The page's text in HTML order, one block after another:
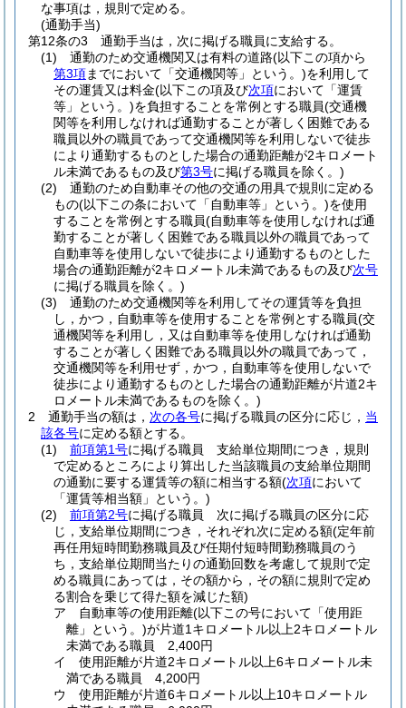
な事項は，規則で定める。
(通勤手当)
第12条の3
通勤手当は，次に掲げる職員に支給する。
(1)
通勤のため交通機関又は有料の道路(以下この項から
第3項までにおいて「交通機関等」という。)を利用して
その運賃又は料金(以下この項及び次項において「運賃
等」という。)を負担することを常例とする職員(交通機
関等を利用しなければ通勤することが著しく困難である
職員以外の職員であって交通機関等を利用しないで徒歩
により通勤するものとした場合の通勤距離が2キロメート
ル未満であるもの及び第3号に掲げる職員を除く。)
(2)
通勤のため自動車その他の交通の用具で規則に定める
もの(以下この条において「自動車等」という。)を使用
することを常例とする職員(自動車等を使用しなければ通
勤することが著しく困難である職員以外の職員であって
自動車等を使用しないで徒歩により通勤するものとした
場合の通勤距離が2キロメートル未満であるもの及び次号
に掲げる職員を除く。)
(3)
通勤のため交通機関等を利用してその運賃等を負担
し，かつ，自動車等を使用することを常例とする職員(交
通機関等を利用し，又は自動車等を使用しなければ通勤
することが著しく困難である職員以外の職員であって，
交通機関等を利用せず，かつ，自動車等を使用しないで
徒歩により通勤するものとした場合の通勤距離が片道2キ
ロメートル未満であるものを除く。)
2
通勤手当の額は， 次の各号に掲げる職員の区分に応じ， 当
該各号に定める額とする。
(1)
前項第1号に掲げる職員 支給単位期間につき，規則
で定めるところにより算出した当該職員の支給単位期間
の通勤に要する運賃等の額に相当する額(次項において
「運賃等相当額」という。)
(2)
前項第2号に掲げる職員 次に掲げる職員の区分に応
じ，支給単位期間につき，それぞれ次に定める額(定年前
再任用短時間勤務職員及び任期付短時間勤務職員のう
ち，支給単位期間当たりの通勤回数を考慮して規則で定
める職員にあっては，その額から，その額に規則で定め
る割合を乗じて得た額を減じた額)
ア
自動車等の使用距離(以下この号において「使用距
離」という。)が片道1キロメートル以上2キロメートル
未満である職員 2,400円
イ
使用距離が片道2キロメートル以上6キロメートル未
満である職員 4,200円
ウ
使用距離が片道6キロメートル以上10キロメートル